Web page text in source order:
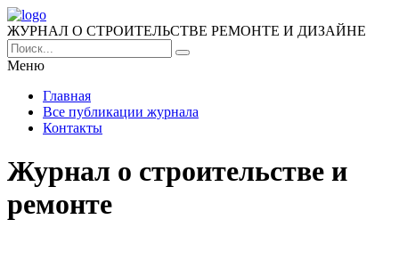
ЖУРНАЛ О СТРОИТЕЛЬСТВЕ РЕМОНТЕ И ДИЗАЙНЕ
Меню
Главная
Все публикации журнала
Контакты
Журнал о строительстве и
ремонте